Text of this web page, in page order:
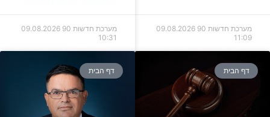
מערכת חדשות 90
09.08.2026
11:09
מערכת חדשות 90
09.08.2026
10:31
דף הבית דף הבית